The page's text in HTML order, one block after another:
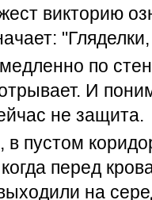
викторию
по
И
не защита.
пустом
перед
на